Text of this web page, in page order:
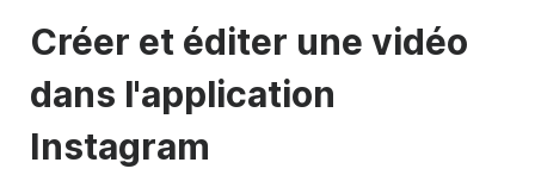
Créer et éditer une vidéo
dans l'application
Instagram